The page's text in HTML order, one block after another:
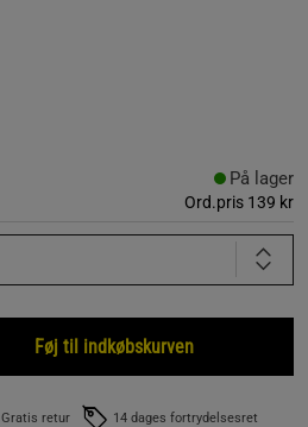
Ord.pris 139 kr
På lager
Føj til indkøbskurven
Gratis retur 14 dages fortrydelsesret